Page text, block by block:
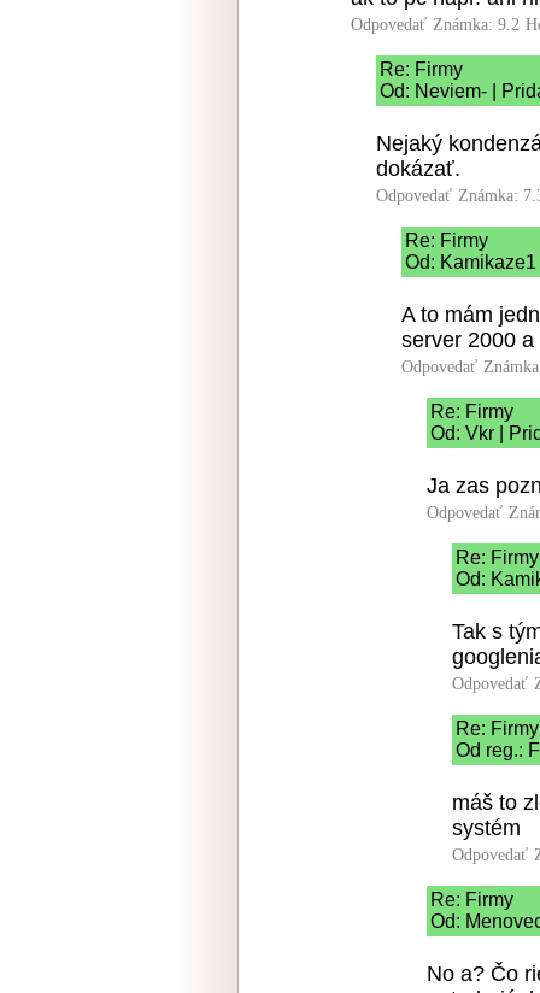
Odpovedať Známka: 9.2
Re: Firmy
Od: Neviem- |
Nejaký
dokázať.
Odpovedať Známka:
Re: Firmy
Od:
A to mám
server 2000
Odpovedať
Re: Firmy
Od: Vkr |
Ja zas
Odpovedať
Re: Firmy
Od:
Tak s
Odpovedať
Re: Firmy
Od reg.:
máš to
systém
Odpovedať
Re: Firmy
Od:
No a? Čo